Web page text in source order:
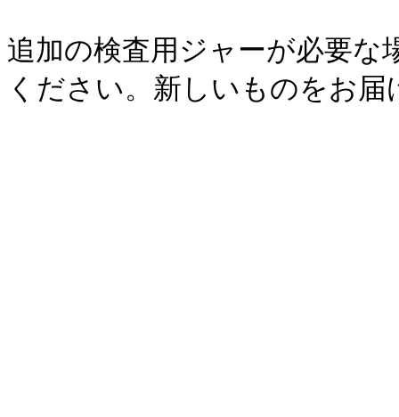
追加の検査用ジャーが必要な